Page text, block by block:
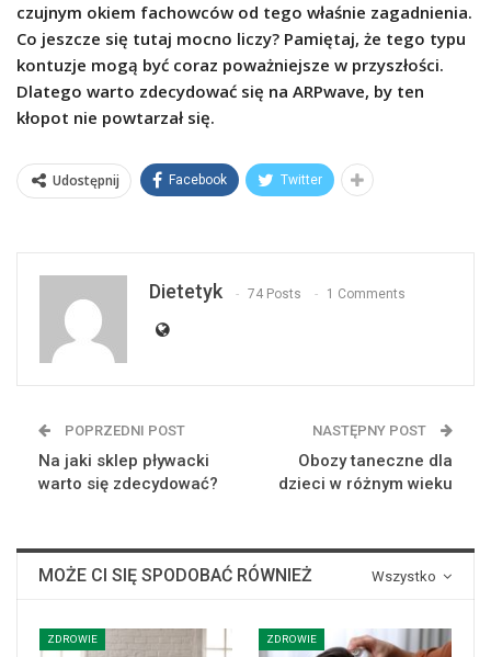
czujnym okiem fachowców od tego właśnie zagadnienia.
Co jeszcze się tutaj mocno liczy? Pamiętaj, że tego typu
kontuzje mogą być coraz poważniejsze w przyszłości.
Dlatego warto zdecydować się na ARPwave, by ten
kłopot nie powtarzał się.
Udostępnij Facebook Twitter
Dietetyk 74 Posts 1 Comments
POPRZEDNI POST
Na jaki sklep pływacki
warto się zdecydować?
NASTĘPNY POST
Obozy taneczne dla
dzieci w różnym wieku
Wszystko
MOŻE CI SIĘ SPODOBAĆ RÓWNIEŻ
ZDROWIE ZDROWIE